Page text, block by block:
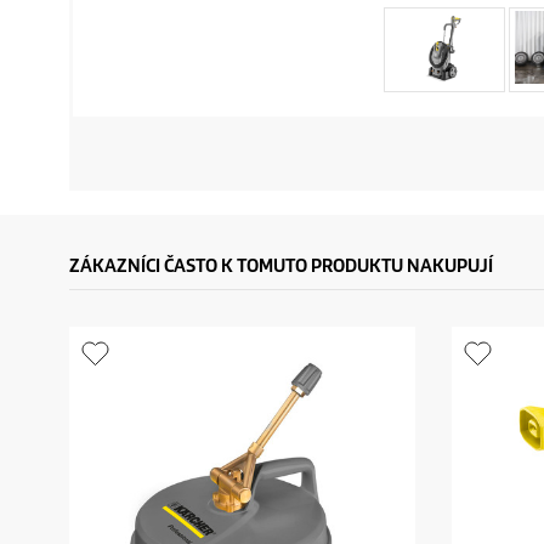
ZÁKAZNÍCI ČASTO K TOMUTO PRODUKTU NAKUPUJÍ